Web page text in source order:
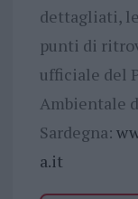
dettagliati,
punti di
ufficiale del
Ambientale
Sardegna:
a.it